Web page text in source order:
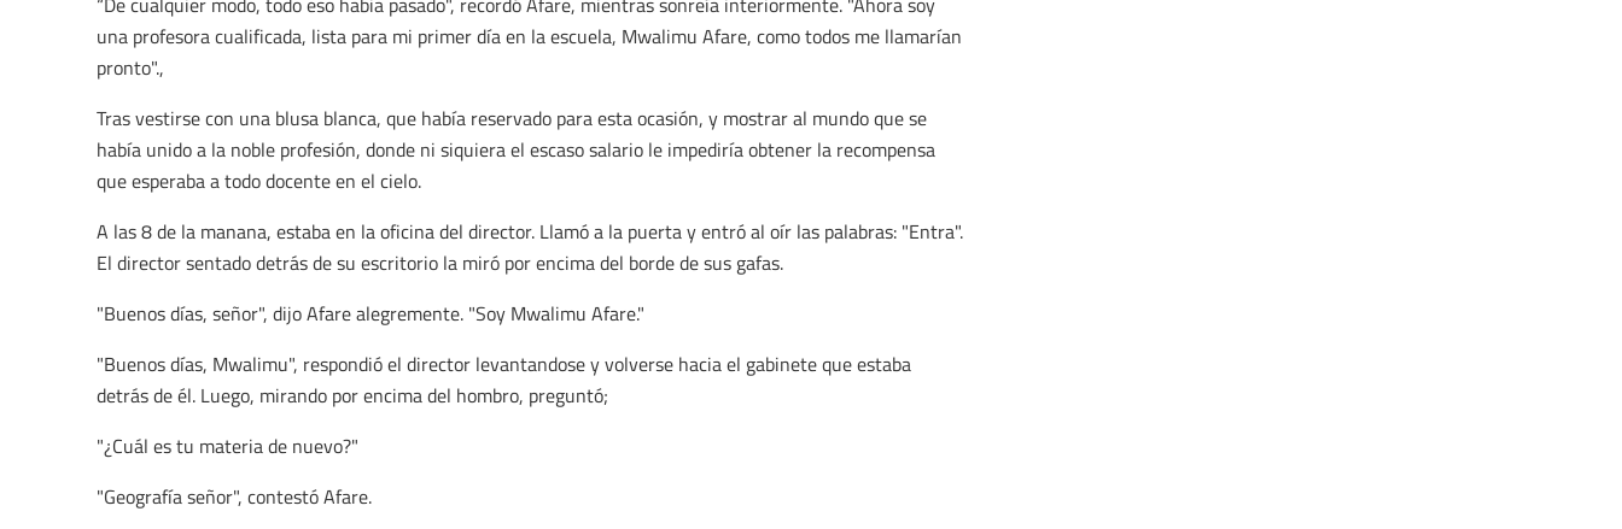
una profesora cualificada, lista para mi primer día en la escuela, Mwalimu Afare, como todos me llamarían
pronto".,
Tras vestirse con una blusa blanca, que había reservado para esta ocasión, y mostrar al mundo que se
había unido a la noble profesión, donde ni siquiera el escaso salario le impediría obtener la recompensa
que esperaba a todo docente en el cielo.
A las 8 de la manana, estaba en la oficina del director. Llamó a la puerta y entró al oír las palabras: "Entra".
El director sentado detrás de su escritorio la miró por encima del borde de sus gafas.
"Buenos días, señor", dijo Afare alegremente. "Soy Mwalimu Afare."
"Buenos días, Mwalimu", respondió el director levantandose y volverse hacia el gabinete que estaba
detrás de él. Luego, mirando por encima del hombro, preguntó;
"¿Cuál es tu materia de nuevo?"
"Geografía señor", contestó Afare.